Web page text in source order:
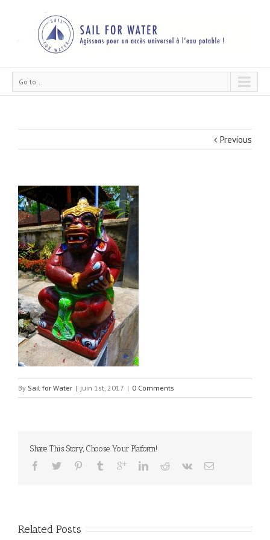
Go to...
Previous
By Sail for Water | juin 1st, 2017 | 0 Comments
Share This Story, Choose Your Platform!
Related Posts